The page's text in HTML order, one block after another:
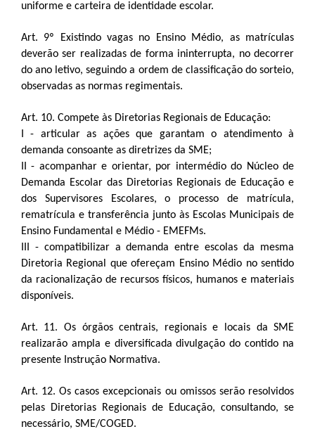
uniforme e carteira de identidade escolar.
Art. 9º Existindo vagas no Ensino Médio, as matrículas
deverão ser realizadas de forma ininterrupta, no decorrer
do ano letivo, seguindo a ordem de classificação do sorteio,
observadas as normas regimentais.
Art. 10. Compete às Diretorias Regionais de Educação:
I - articular as ações que garantam o atendimento à
demanda consoante as diretrizes da SME;
II - acompanhar e orientar, por intermédio do Núcleo de
Demanda Escolar das Diretorias Regionais de Educação e
dos Supervisores Escolares, o processo de matrícula,
rematrícula e transferência junto às Escolas Municipais de
Ensino Fundamental e Médio - EMEFMs.
III - compatibilizar a demanda entre escolas da mesma
Diretoria Regional que ofereçam Ensino Médio no sentido
da racionalização de recursos físicos, humanos e materiais
disponíveis.
Art. 11. Os órgãos centrais, regionais e locais da SME
realizarão ampla e diversificada divulgação do contido na
presente Instrução Normativa.
Art. 12. Os casos excepcionais ou omissos serão resolvidos
pelas Diretorias Regionais de Educação, consultando, se
necessário, SME/COGED.